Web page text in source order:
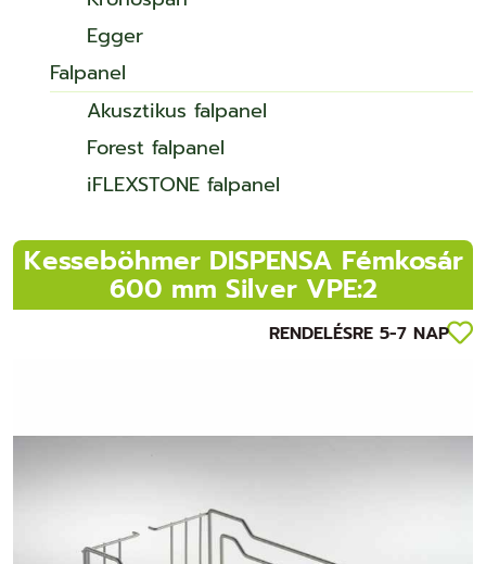
Egger
Falpanel
Akusztikus falpanel
Forest falpanel
iFLEXSTONE falpanel
Kesseböhmer DISPENSA Fémkosár
600 mm Silver VPE:2
RENDELÉSRE 5-7 NAP